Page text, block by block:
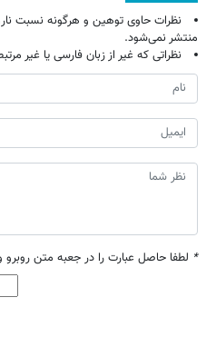
نظرات حاوی توهین و هرگونه نسبت
منتشر نمی‌شود.
نظراتی که غیر از زبان فارسی یا غیر
* لطفا حاصل عبارت را در جعبه متن روبرو